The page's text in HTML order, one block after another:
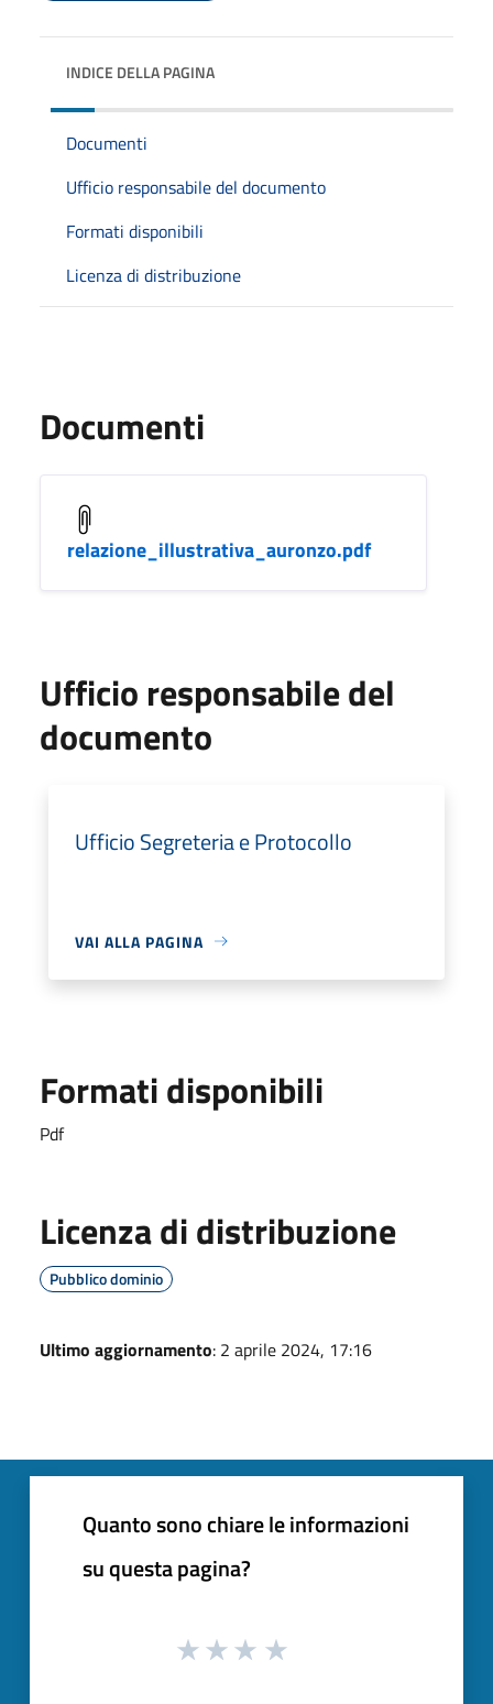
INDICE DELLA PAGINA
Documenti
Ufficio responsabile del documento
Formati disponibili
Licenza di distribuzione
Documenti
relazione_illustrativa_auronzo.pdf
Ufficio responsabile del
documento
Ufficio Segreteria e Protocollo
VAI ALLA PAGINA
Formati disponibili
Pdf
Licenza di distribuzione
Pubblico dominio
Ultimo aggiornamento: 2 aprile 2024, 17:16
Quanto sono chiare le informazioni
su questa pagina?